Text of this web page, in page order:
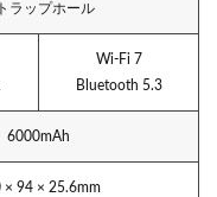
ラップホール
Wi-Fi 7
Bluetooth 5.3
6000mAh
× 94 × 25.6mm